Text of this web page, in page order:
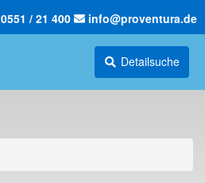
0551 / 21 400 info@proventura.de
Detailsuche